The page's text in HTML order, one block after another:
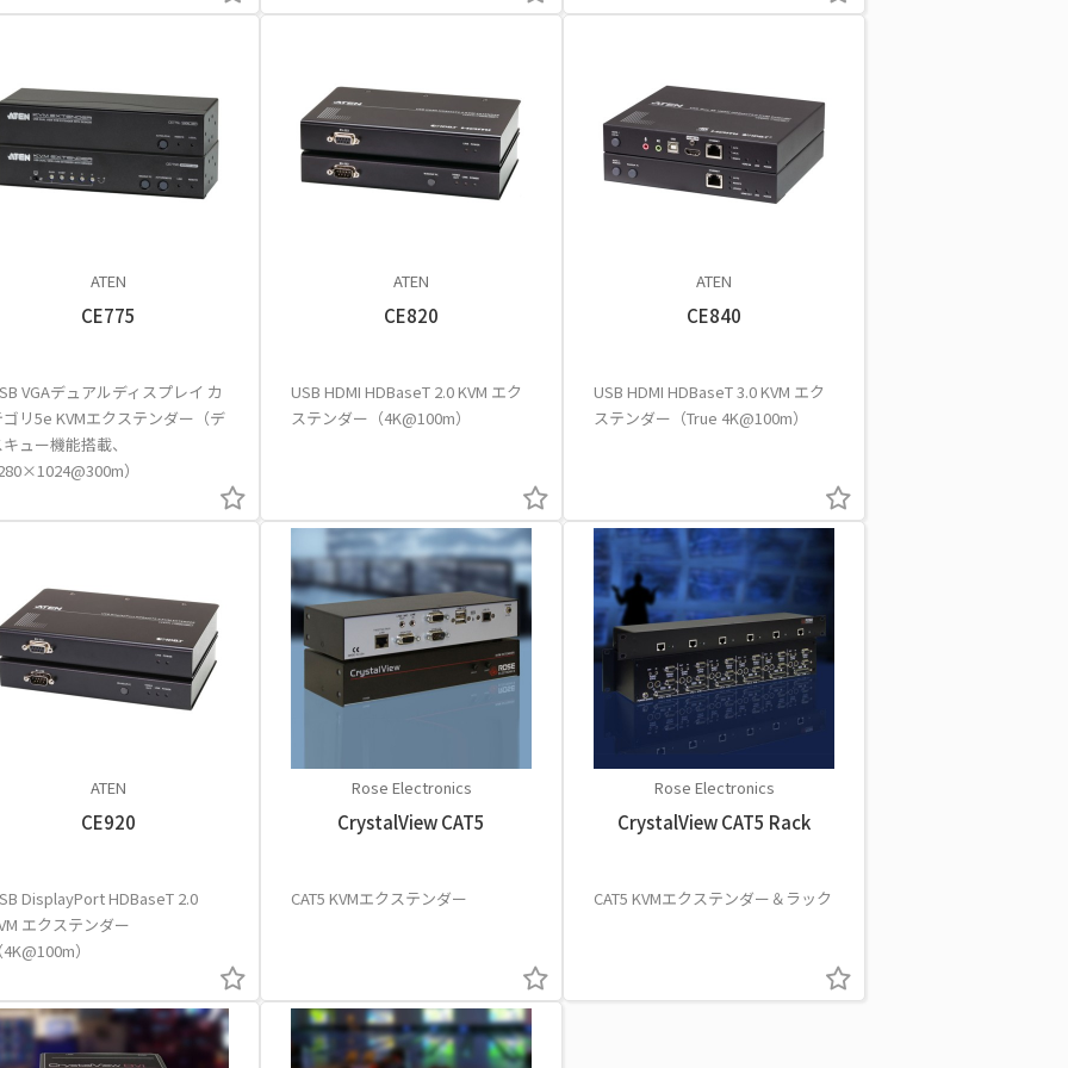
ATEN
CE775
VGAデュアルディスプレイ カ
リ5e KVMエクステンダー（デ
ュー機能搭載、
）
ATEN
CE820
USB HDMI HDBaseT 2.0 KVM エク
ステンダー（4K@100m）
ATEN
CE840
USB HDMI HDBaseT 3.0 KVM エク
ステンダー（True 4K@100m）
ATEN
CE920
DisplayPort HDBaseT 2.0
エクステンダー
）
Rose Electronics
CrystalView CAT5
CAT5 KVMエクステンダー
Rose Electronics
CrystalView CAT5 Rack
CAT5 KVMエクステンダー＆ラック